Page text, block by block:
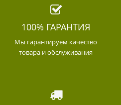
100% ГАРАНТИЯ
Мы гарантируем качество
товара и обслуживания